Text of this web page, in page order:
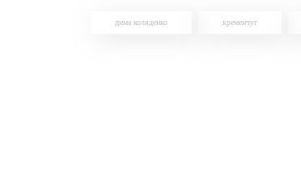
дима коляденко кременчуг